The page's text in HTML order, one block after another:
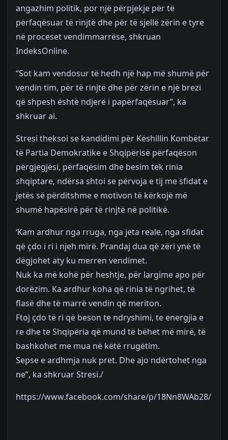
angazhim politik, por një përpjekje për të
përfaqësuar të rinjtë dhe për të sjellë zërin e tyre
në proceset vendimmarrëse, shkruan
IndeksOnline.
“Sot kam vendosur të hedh një hap më shumë për
vendin tim, për të rinjtë dhe për zërin e një brezi
që shpesh është ndjerë i papërfaqësuar”, ka
shkruar ai.
Stresi theksoi se kandidimi për Këshillin Kombëtar
të Partia Demokratike e Shqipërisë përfaqëson
përgjegjësi, përfaqësim dhe besim tek rinia
shqiptare, ndërsa shtoi se përvoja e tij me sfidat e
jetës së përditshme e motivon të kërkojë më
shumë hapësirë për të rinjtë në politikë.
‘Kam ardhur nga rruga, nga jeta reale, nga sfidat
që çdo i ri i njeh mirë. Prandaj dua që zëri ynë të
dëgjohet aty ku merren vendimet.
Nuk ka më kohë për heshtje, për largime apo për
dorëzim. Ka ardhur koha që rinia të ngrihet, të
flasë dhe të marrë vendin që meriton.
Ftoj çdo të ri që beson te ndryshimi, te energjia e
re dhe te Shqipëria që mund të bëhet më mirë, të
bashkohet me mua në këtë rrugëtim.
Sepse e ardhmja nuk pret. Dhe ajo ndërtohet nga
ne”, ka shkruar Stresi./
https://www.facebook.com/share/p/18Nn8WAb28/